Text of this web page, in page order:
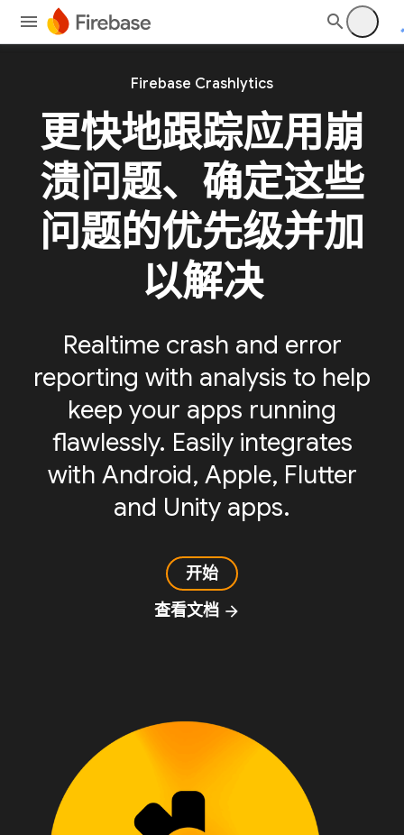
Firebase Crashlytics
更快地跟踪应用崩
溃问题、确定这些
问题的优先级并加
以解决
Realtime crash and error
reporting with analysis to help
keep your apps running
flawlessly. Easily integrates
with Android, Apple, Flutter
and Unity apps.
开始
查看文档 arrow_forward